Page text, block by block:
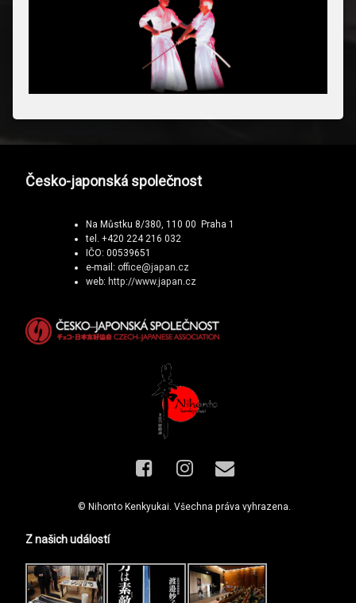
Česko-japonská společnost
Na Můstku 8/380, 110 00 Praha 1
tel. +420 224 216 032
IČO: 00539651
e-mail: office@japan.cz
web: http://www.japan.cz
Facebook
Instagram
E-mail
© Nihonto Kenkyukai. Všechna práva vyhrazena.
Z našich událostí